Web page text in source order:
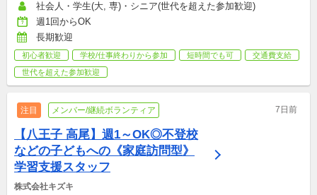
社会人・学生(大, 専)・シニア(世代を超えた参加歓迎)
週1回からOK
長期歓迎
初心者歓迎 学校/仕事終わりから参加 短時間でも可
交通費支給
世代を超えた参加歓迎
注目 メンバー/継続ボランティア 7日前
【八王子 高尾】週1～OK◎不登校
などの子どもへの《家庭訪問型》
学習支援スタッフ
株式会社キズキ